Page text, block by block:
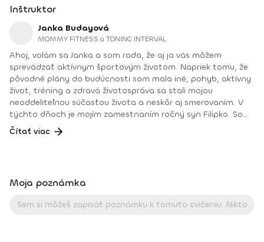
Inštruktor
Janka Budayová
MOMMY FITNESS a TONING INTERVAL
Ahoj, volám sa Janka a som rada, že aj ja vás môžem
sprevádzať aktívnym športovým životom. Napriek tomu, že
pôvodné plány do budúcnosti som mala iné, pohyb, aktívny
život, tréning a zdravá životospráva sa stali mojou
neoddeliteľnou súčasťou života a neskôr aj smerovaním. V
týchto dňoch je mojím zamestnaním ročný syn Filipko. Som
mamičkou na materskej dovolenke, ktorú si mimoriadne
užívam. Vďaka úžasnej podpore rodiny a okolia sa aj v tomto
asociácia naturálnej kulturistiky). Svoje medicínske,
teším sa každej novej výzve. Dosiahnuté vzdelanie: Tréner vo
Čítať viac
Moja poznámka